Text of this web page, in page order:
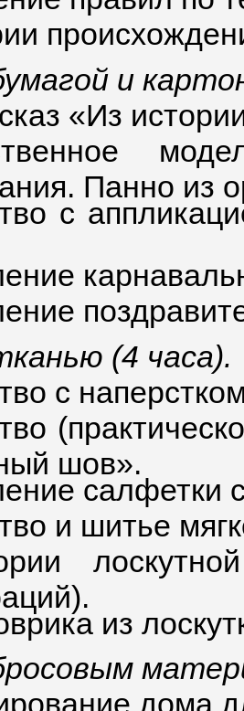
и
«Из
Панно из
с
(4 часа).
с
шов».
салфетки
и шитье
из
дома